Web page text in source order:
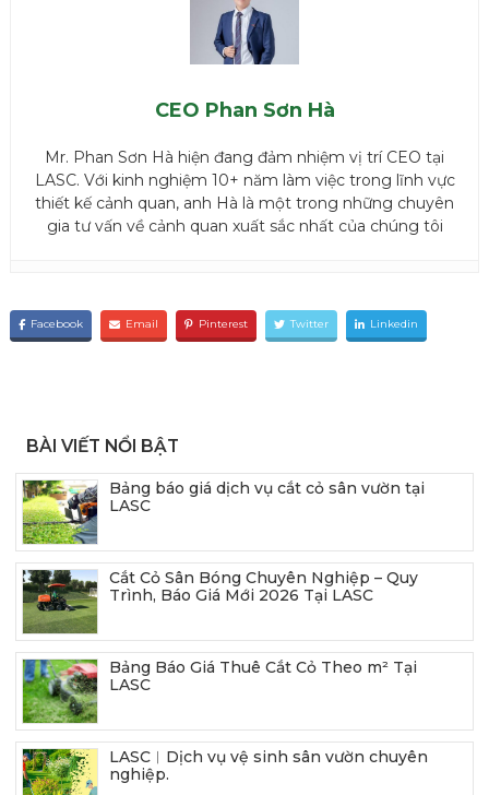
CEO Phan Sơn Hà
Mr. Phan Sơn Hà hiện đang đảm nhiệm vị trí CEO tại
LASC. Với kinh nghiệm 10+ năm làm việc trong lĩnh vực
thiết kế cảnh quan, anh Hà là một trong những chuyên
gia tư vấn về cảnh quan xuất sắc nhất của chúng tôi
Facebook Email Pinterest Twitter Linkedin
BÀI VIẾT NỔI BẬT
Bảng báo giá dịch vụ cắt cỏ sân vườn tại
LASC
Cắt Cỏ Sân Bóng Chuyên Nghiệp – Quy
Trình, Báo Giá Mới 2026 Tại LASC
Bảng Báo Giá Thuê Cắt Cỏ Theo m² Tại
LASC
LASC︱Dịch vụ vệ sinh sân vườn chuyên
nghiệp.